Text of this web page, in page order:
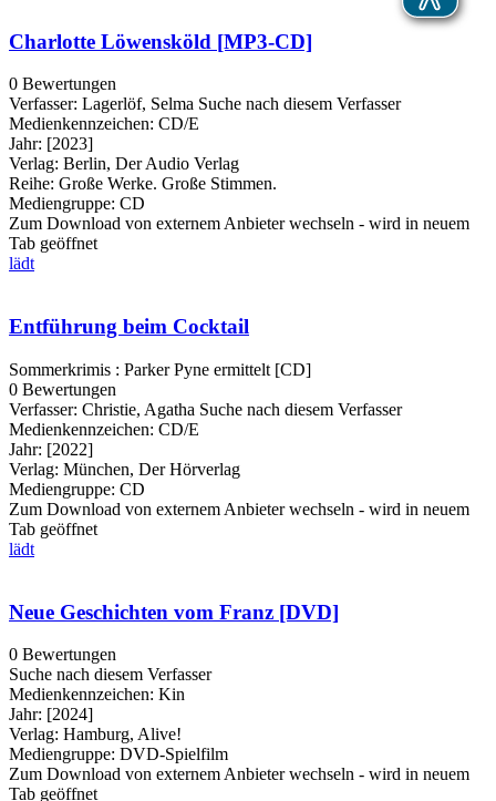
Charlotte Löwensköld [MP3-CD]
0 Bewertungen
Verfasser: Lagerlöf, Selma Suche nach diesem Verfasser
Medienkennzeichen: CD/E
Jahr: [2023]
Verlag: Berlin, Der Audio Verlag
Reihe: Große Werke. Große Stimmen.
Mediengruppe: CD
Zum Download von externem Anbieter wechseln - wird in neuem
Tab geöffnet
lädt
Entführung beim Cocktail
Sommerkrimis : Parker Pyne ermittelt [CD]
0 Bewertungen
Verfasser: Christie, Agatha Suche nach diesem Verfasser
Medienkennzeichen: CD/E
Jahr: [2022]
Verlag: München, Der Hörverlag
Mediengruppe: CD
Zum Download von externem Anbieter wechseln - wird in neuem
Tab geöffnet
lädt
Neue Geschichten vom Franz [DVD]
0 Bewertungen
Suche nach diesem Verfasser
Medienkennzeichen: Kin
Jahr: [2024]
Verlag: Hamburg, Alive!
Mediengruppe: DVD-Spielfilm
Zum Download von externem Anbieter wechseln - wird in neuem
Tab geöffnet